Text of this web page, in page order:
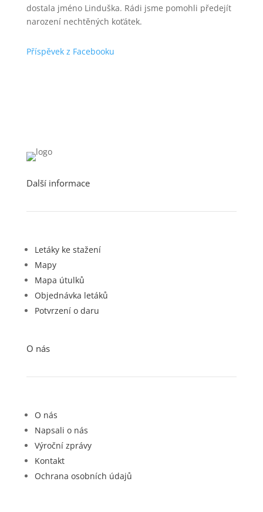
dostala jméno Linduška. Rádi jsme pomohli předejít
narození nechtěných koťátek.
Příspěvek z Facebooku
Další informace
Letáky ke stažení
Mapy
Mapa útulků
Objednávka letáků
Potvrzení o daru
O nás
O nás
Napsali o nás
Výroční zprávy
Kontakt
Ochrana osobních údajů